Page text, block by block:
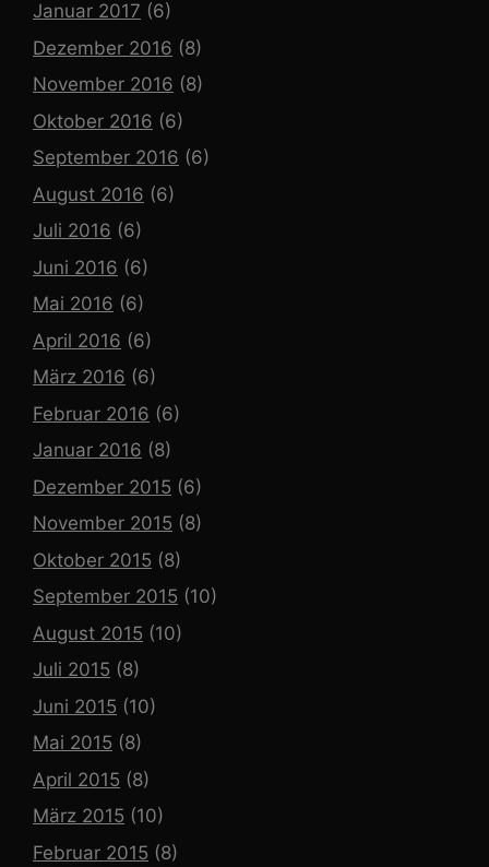
Januar 2017 (6)
Dezember 2016 (8)
November 2016 (8)
Oktober 2016 (6)
September 2016 (6)
August 2016 (6)
Juli 2016 (6)
Juni 2016 (6)
Mai 2016 (6)
April 2016 (6)
März 2016 (6)
Februar 2016 (6)
Januar 2016 (8)
Dezember 2015 (6)
November 2015 (8)
Oktober 2015 (8)
September 2015 (10)
August 2015 (10)
Juli 2015 (8)
Juni 2015 (10)
Mai 2015 (8)
April 2015 (8)
März 2015 (10)
Februar 2015 (8)